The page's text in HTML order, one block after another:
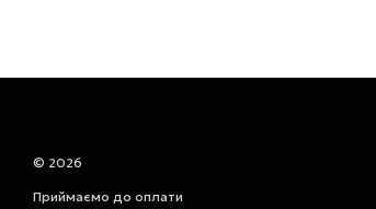
© 2026
Приймаємо до оплати